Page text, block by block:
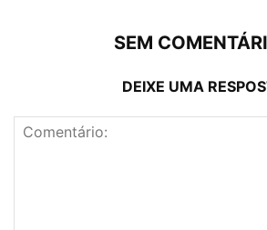
SEM
DEIXE UMA